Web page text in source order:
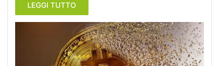
LEGGI TUTTO